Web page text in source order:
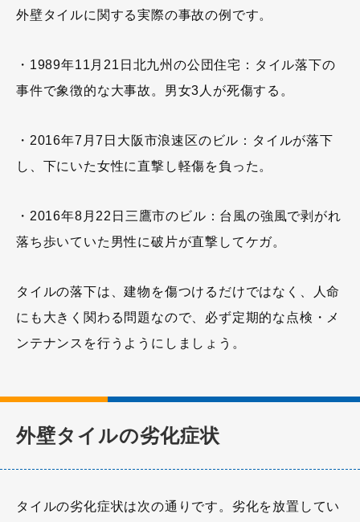
外壁タイルに関する実際の事故の例です。
・1989年11月21日北九州の公団住宅：タイル落下の
事件で象徴的な大事故。男女3人が死傷する。
・2016年7月7日大阪市浪速区のビル：タイルが落下
し、下にいた女性に直撃し軽傷を負った。
・2016年8月22日三鷹市のビル：台風の強風で剥がれ
落ち歩いていた男性に破片が直撃してケガ。
タイルの落下は、建物を傷つけるだけではなく、人命
にも大きく関わる問題なので、必ず定期的な点検・メ
ンテナンスを行うようにしましょう。
外壁タイルの劣化症状
タイルの劣化症状は次の通りです。劣化を放置してい